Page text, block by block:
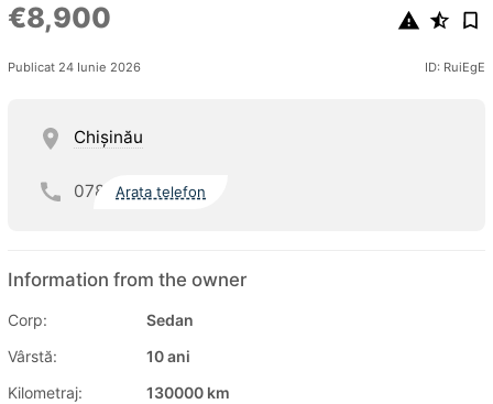
€8,900
Publicat 24 Iunie 2026 ID: RuiEgE
Chişinău
078 Arata telefon
Information from the owner
Corp:
Sedan
Vârstă:
10 ani
Kilometraj:
130000 km